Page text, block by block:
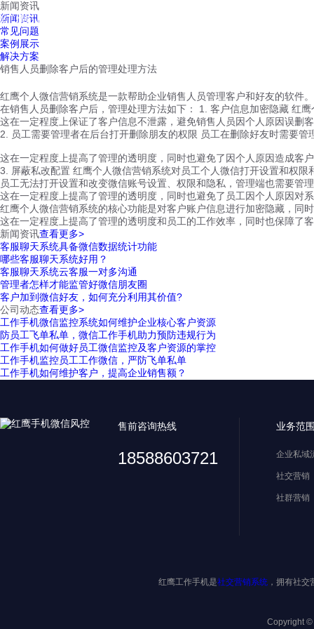
红鹰工作手机
新闻资讯
新闻资讯
常见问题
案例展示
解决方案
销售人员删除客户后的管理处理方法
红鹰个人微信营销系统是一款帮助企业销售人员管理客户和好友的软件。
在销售人员删除客户后，管理处理方法如下： 1. 客户信息加密隐藏 红
这在一定程度上保证了客户信息不泄露，避免销售人员因个人原因误删
2. 员工需要管理者在后台打开删除朋友的权限 员工在删除好友时需要
这在一定程度上提高了管理的透明度，同时也避免了因个人原因造成客
3. 屏蔽私改配置 红鹰个人微信营销系统对员工个人微信打开设置和权限
员工无法打开设置和改变微信账号设置、权限和隐私，管理端也需要管
这在一定程度上提高了管理的透明度，同时也避免了员工因个人原因对
红鹰个人微信营销系统的核心功能是对客户账户信息进行加密隐藏，同
这在一定程度上提高了管理的透明度和员工的工作效率，同时也保障了
新闻资讯查看更多>
客服聊天系统具备微信数据统计功能
哪些客服聊天系统好用？
客服聊天系统云客服一对多沟通
管理者怎样才能监管好微信朋友圈
客户加到微信好友，如何充分利用其价值?
公司动态查看更多>
工作手机微信监控系统如何维护企业核心客户资源
防员工飞单私单，微信工作手机助力预防违规行为
工作手机如何做好员工微信监控及客户资源的掌控
工作手机监控员工工作微信，严防飞单私单
工作手机如何维护客户，提高企业销售额？
售前咨询热线
18588603721
业务范
企业私域
社交营销
社群营销
红鹰工作手机是社交营销系统 ，拥有社
Copyright ©